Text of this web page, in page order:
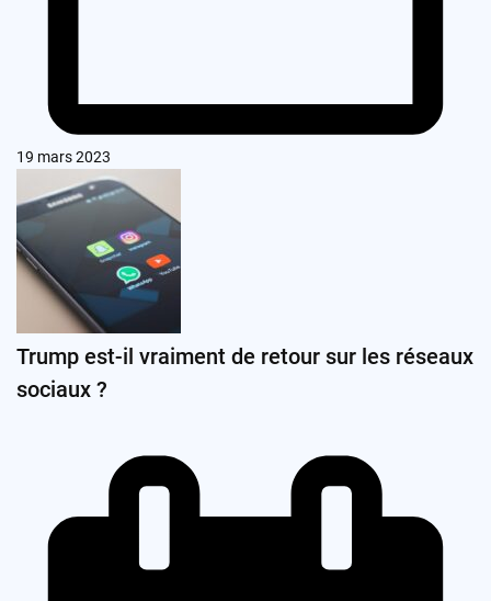
19 mars 2023
Trump est-il vraiment de retour sur les réseaux
sociaux ?